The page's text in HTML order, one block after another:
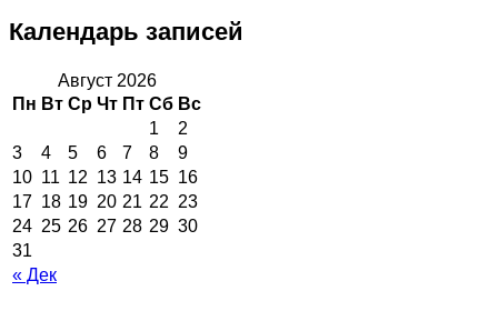
Календарь записей
Август 2026
Пн Вт Ср Чт Пт Сб Вс
« Дек
1
2
3
4 5 6 7 8
9
10 11 12 13 14 15 16
17 18 19 20 21 22 23
24 25 26 27 28 29 30
31